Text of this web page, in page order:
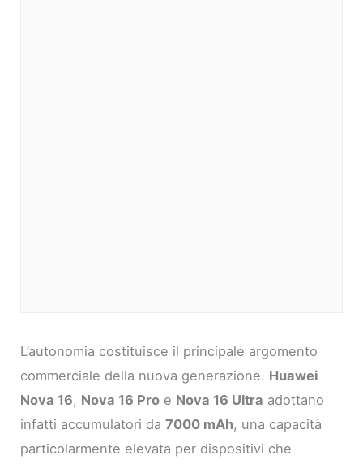
L’autonomia costituisce il principale argomento
commerciale della nuova generazione. Huawei
Nova 16, Nova 16 Pro e Nova 16 Ultra adottano
infatti accumulatori da7000 mAh, una capacità
particolarmente elevata per dispositivi che